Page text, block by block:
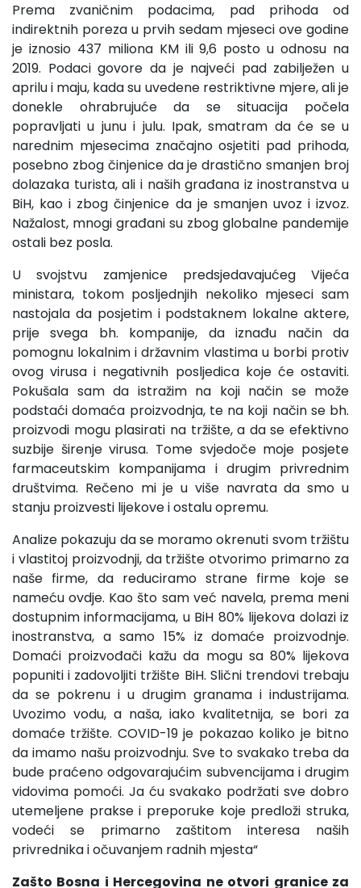
Prema zvaničnim podacima, pad prihoda od
indirektnih poreza u prvih sedam mjeseci ove godine
je iznosio 437 miliona KM ili 9,6 posto u odnosu na
2019. Podaci govore da je najveći pad zabilježen u
aprilu i maju, kada su uvedene restriktivne mjere, ali je
donekle ohrabrujuće da se situacija počela
popravljati u junu i julu. Ipak, smatram da će se u
narednim mjesecima značajno osjetiti pad prihoda,
posebno zbog činjenice da je drastično smanjen broj
dolazaka turista, ali i naših građana iz inostranstva u
BiH, kao i zbog činjenice da je smanjen uvoz i izvoz.
Nažalost, mnogi građani su zbog globalne pandemije
ostali bez posla.
U svojstvu zamjenice predsjedavajućeg Vijeća
ministara, tokom posljednjih nekoliko mjeseci sam
nastojala da posjetim i podstaknem lokalne aktere,
prije svega bh. kompanije, da iznađu način da
pomognu lokalnim i državnim vlastima u borbi protiv
ovog virusa i negativnih posljedica koje će ostaviti.
Pokušala sam da istražim na koji način se može
podstaći domaća proizvodnja, te na koji način se bh.
proizvodi mogu plasirati na tržište, a da se efektivno
suzbije širenje virusa. Tome svjedoče moje posjete
farmaceutskim kompanijama i drugim privrednim
društvima. Rečeno mi je u više navrata da smo u
stanju proizvesti lijekove i ostalu opremu.
Analize pokazuju da se moramo okrenuti svom tržištu
i vlastitoj proizvodnji, da tržište otvorimo primarno za
naše firme, da reduciramo strane firme koje se
nameću ovdje. Kao što sam već navela, prema meni
dostupnim informacijama, u BiH 80% lijekova dolazi iz
inostranstva, a samo 15% iz domaće proizvodnje.
Domaći proizvođači kažu da mogu sa 80% lijekova
popuniti i zadovoljiti tržište BiH. Slični trendovi trebaju
da se pokrenu i u drugim granama i industrijama.
Uvozimo vodu, a naša, iako kvalitetnija, se bori za
domaće tržište. COVID-19 je pokazao koliko je bitno
da imamo našu proizvodnju. Sve to svakako treba da
bude praćeno odgovarajućim subvencijama i drugim
vidovima pomoći. Ja ću svakako podržati sve dobro
utemeljene prakse i preporuke koje predloži struka,
vodeći se primarno zaštitom interesa naših
privrednika i očuvanjem radnih mjesta“
Zašto Bosna i Hercegovina ne otvori granice za